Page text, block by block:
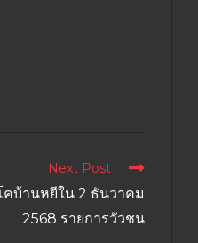
Next Post
บ้านหยีใน 2 ธันวาคม
2568 รายการวัวชน